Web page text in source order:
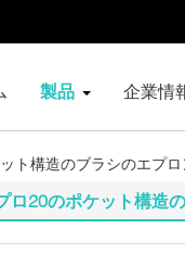
製品 企業情
ト構造のブラシのエプ
ロ20のポケット構造